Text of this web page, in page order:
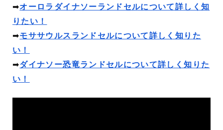
➡オーロラダイナソーランドセルについて詳しく知
りたい！
➡モササウルスランドセルについて詳しく知りた
い！
➡ダイナソー恐竜ランドセルについて詳しく知りた
い！